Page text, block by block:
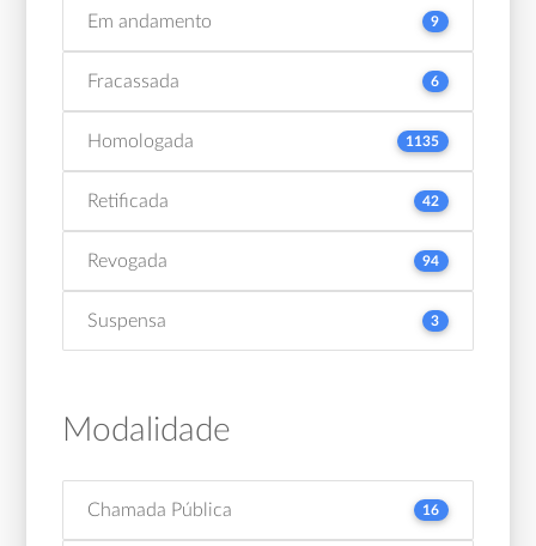
Em andamento 9
Fracassada 6
Homologada 1135
Retificada 42
Revogada 94
Suspensa 3
Modalidade
Chamada Pública 16